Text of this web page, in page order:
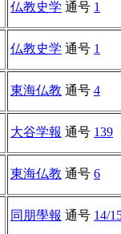
仏教史学 通号 1
仏教史学 通号 1
東海仏教 通号 4
大谷学報 通号 139
東海仏教 通号 6
同朋學報 通号 14/